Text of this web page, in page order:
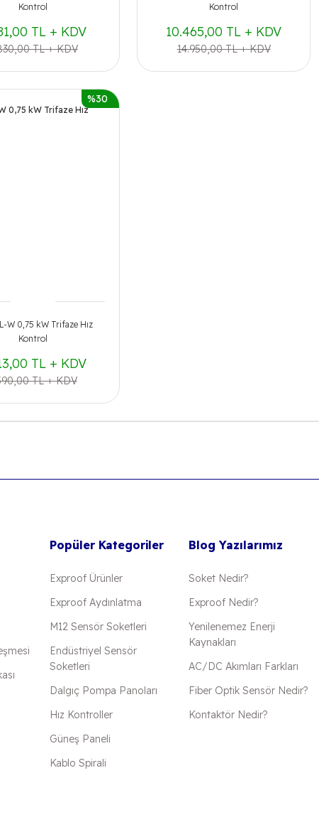
Kontrol
TL + KDV
TL + KDV
Kontrol
10.465,00 TL + KDV
14.950,00 TL + KDV
%30
W 0,75 kW Trifaze Hız
Kontrol
TL + KDV
TL + KDV
Popüler Kategoriler
Exproof Ürünler
Exproof Aydınlatma
M12 Sensör Soketleri
Endüstriyel Sensör
Soketleri
Dalgıç Pompa Panoları
Hız Kontroller
Güneş Paneli
Kablo Spirali
Blog Yazılarımız
Soket Nedir?
Exproof Nedir?
Yenilenemez Enerji
Kaynakları
AC/DC Akımları Farkları
Fiber Optik Sensör Nedir?
Kontaktör Nedir?